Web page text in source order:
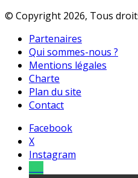
© Copyright 2026, Tous
Partenaires
Qui sommes-nous ?
Mentions légales
Charte
Plan du site
Contact
Facebook
X
Instagram